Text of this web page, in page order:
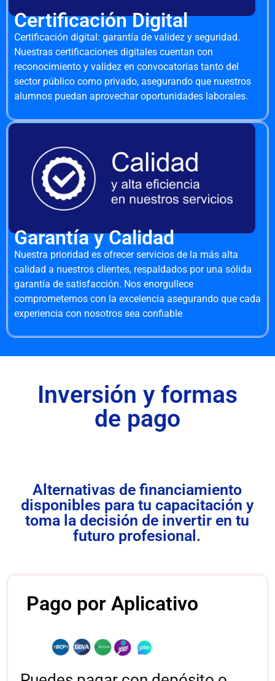
Certificación Digital
Certificación digital: garantía de validez y seguridad.
Nuestras certificaciones digitales cuentan con
reconocimiento y validez en convocatorias tanto del
sector público como privado, asegurando que nuestros
alumnos puedan aprovechar oportunidades laborales.
Garantía y Calidad
Nuestra prioridad es ofrecer servicios de la más alta
calidad a nuestros clientes, respaldados por una sólida
garantía de satisfacción. Nos enorgullece
comprometernos con la excelencia asegurando que cada
experiencia con nosotros sea confiable
Inversión y formas
de pago
Alternativas de financiamiento
disponibles para tu capacitación y
toma la decisión de invertir en tu
futuro profesional.
Pago por Aplicativo